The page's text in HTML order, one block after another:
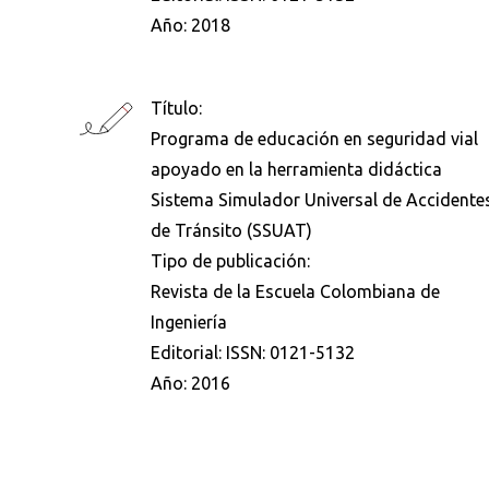
Año: 2018
Título:
Programa de educación en seguridad vial
apoyado en la herramienta didáctica
Sistema Simulador Universal de
de Tránsito (SSUAT)
Tipo de publicación:
Revista de la Escuela Colombiana de
Ingeniería
Editorial: ISSN: 0121-5132
Año: 2016
Busca en la escuela
¿Qué buscas?